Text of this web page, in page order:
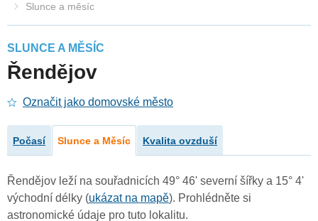
Slunce a měsíc
SLUNCE A MĚSÍC
Řendějov
Označit jako domovské město
Počasí Slunce a Měsíc Kvalita ovzduší
Řendějov leží na souřadnicích 49° 46' severní šířky a 15° 4'
východní délky (ukázat na mapě). Prohlédněte si
astronomické údaje pro tuto lokalitu.